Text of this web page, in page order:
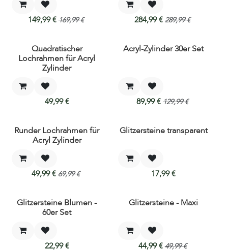
149,99€ 169,99€ 284,99€ 289,99€
Neu!Quadratischer
Lochrahmen für Acryl
Zylinder
49,99€
Acryl-Zylinder 30er Set
89,99€ 129,99€
Runder Lochrahmen für
Acryl Zylinder
49,99€ 69,99€
Glitzersteine transparent
17,99€
Glitzersteine Blumen -
60er Set
22,99€
Glitzersteine - Maxi
44,99€ 49,99€